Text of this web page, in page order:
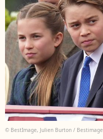
© BestImage, Julien Burton / Bestimage